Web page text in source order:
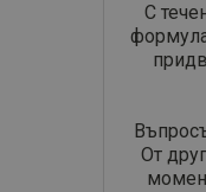
С
От